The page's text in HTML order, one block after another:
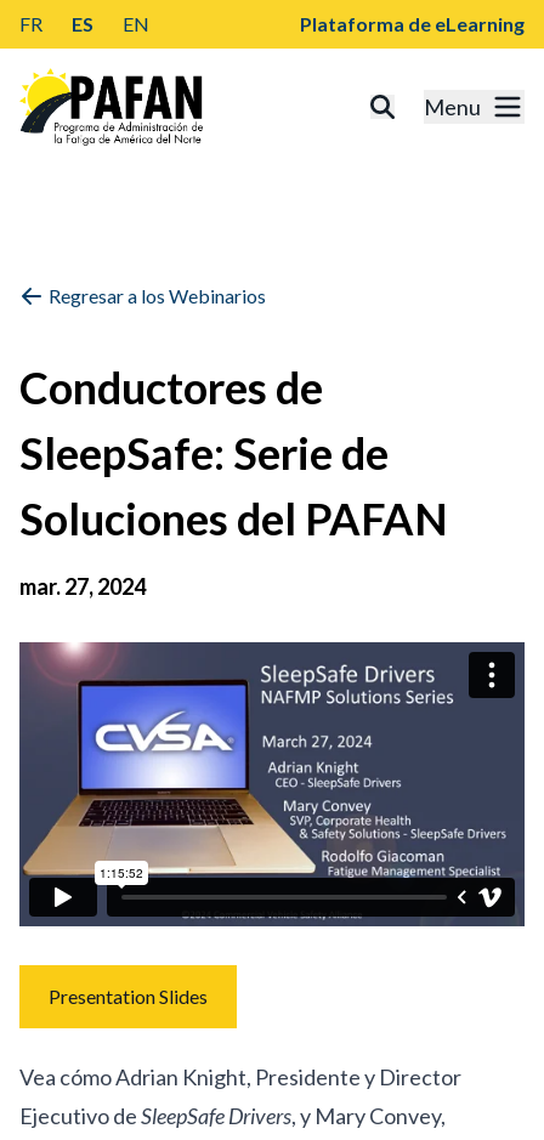
FR ES EN Plataforma de eLearning
Menu
Regresar a los Webinarios
Conductores de
SleepSafe: Serie de
Soluciones del PAFAN
mar. 27, 2024
Presentation Slides
Vea cómo Adrian Knight, Presidente y Director
Ejecutivo deSleepSafe Drivers, y Mary Convey,